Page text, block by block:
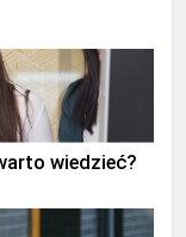
wiedzieć?